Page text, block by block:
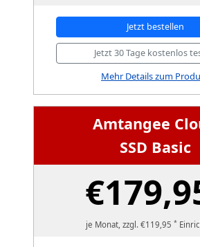
Jetzt bestellen
Jetzt 30 Tage kostenlos
Mehr Details zum
Amtangee
SSD Basic
je Monat, zzgl. €119,95 *